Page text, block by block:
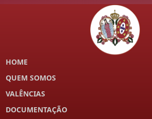
HOME
QUEM SOMOS
VALÊNCIAS
DOCUMENTAÇÃO